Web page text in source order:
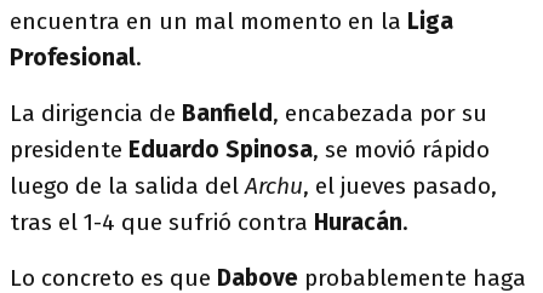
encuentra en un mal momento en la Liga
Profesional.
La dirigencia de Banfield, encabezada por su
presidente Eduardo Spinosa, se movió rápido
luego de la salida delArchu, el jueves pasado,
tras el 1-4 que sufrió contra Huracán.
Lo concreto es que Dabove probablemente haga